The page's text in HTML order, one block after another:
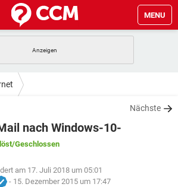
MENU
TIKTOK
HARDWARE
HARDWARE
STREAMING
IOS
INSTAGRAM
IOS
Nächste
nach Windows-10-
/Geschlossen
am 17. Juli 2018 um 05:01
- 15. Dezember 2015 um 17:47